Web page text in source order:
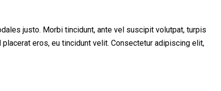
justo. Morbi tincidunt, ante vel suscipit volutpat, turpis
eros, eu tincidunt velit. Consectetur adipiscing elit,